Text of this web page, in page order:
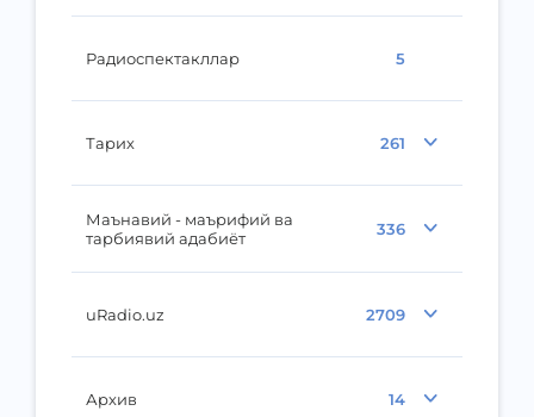
Радиоспектакллар 5
Тарих 261
Маънавий - маърифий ва
тарбиявий адабиёт
336
uRadio.uz 2709
Архив 14